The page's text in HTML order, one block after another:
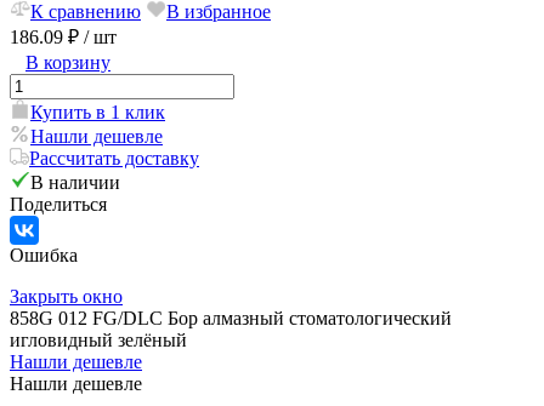
К сравнению
В избранное
186.09 ₽ / шт
В корзину
Купить в 1 клик
Нашли дешевле
Рассчитать доставку
В наличии
Поделиться
Ошибка
Закрыть окно
858G 012 FG/DLC Бор алмазный стоматологический
игловидный зелёный
Нашли дешевле
Нашли дешевле